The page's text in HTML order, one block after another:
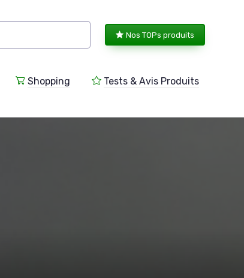
Nos TOPs produits
Shopping Tests & Avis Produits